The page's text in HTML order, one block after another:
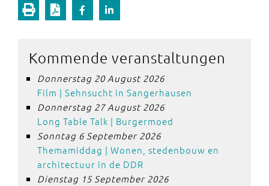
Kommende veranstaltungen
Donnerstag 20 August 2026
Film | Sehnsucht in Sangerhausen
Donnerstag 27 August 2026
Long Table Talk | Burgermoed
Sonntag 6 September 2026
Themamiddag | Wonen, stedenbouw en
architectuur in de DDR
Dienstag 15 September 2026